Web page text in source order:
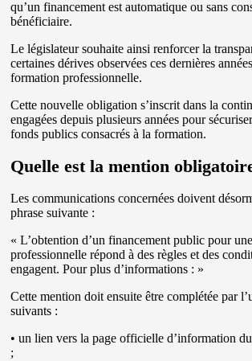
qu’un financement est automatique ou sans
bénéficiaire.
Le législateur souhaite ainsi renforcer la
certaines dérives observées ces dernières
formation professionnelle.
Cette nouvelle obligation s’inscrit dans la
engagées depuis plusieurs années pour
fonds publics consacrés à la formation.
Quelle est la mention
Les communications concernées doivent
phrase suivante :
« L’obtention d’un financement public pour
professionnelle répond à des règles et des
engagent. Pour plus d’informations : »
Cette mention doit ensuite être complétée par
suivants :
• un lien vers la page officielle d’information
;